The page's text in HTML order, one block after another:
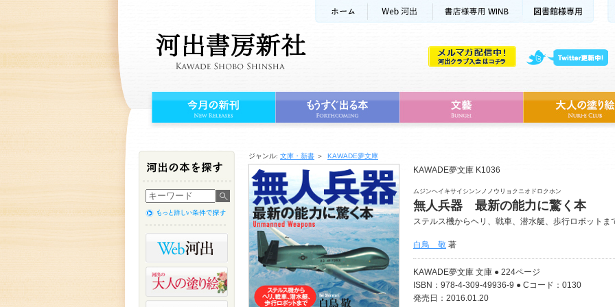
ジャンル: 文庫・新書 ＞ KAWADE夢文庫
KAWADE夢文庫 K1036
ムジンヘイキサイシンンノノウリョクニオドロクホン
無人兵器 最新の能力に驚く本
ステルス機からヘリ、戦車、潜水艇、歩行ロボットま
白鳥 敬 著
KAWADE夢文庫 文庫 ● 224ページ
ISBN：978-4-309-49936-9 ● Cコード：0130
発売日：2016.01.20